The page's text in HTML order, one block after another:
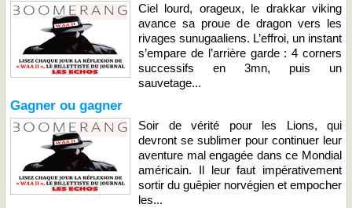
Ciel lourd, orageux, le drakkar viking
avance sa proue de dragon vers les
rivages sunugaaliens. L’effroi, un instant
s’empare de l’arrière garde : 4 corners
successifs en 3mn, puis un
sauvetage...
Gagner ou gagner
Soir de vérité pour les Lions, qui
devront se sublimer pour continuer leur
aventure mal engagée dans ce Mondial
américain. Il leur faut impérativement
sortir du guêpier norvégien et empocher
les...